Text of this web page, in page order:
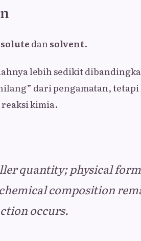
solutedan solvent.
lebih sedikit
dari pengamatan,
kimia.
quantity; physical form
composition
occurs.